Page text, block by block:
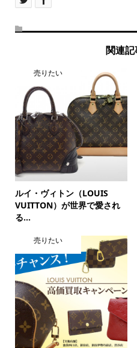
関連
売りたい
ルイ・ヴィトン（LOUIS
VUITTON）が世界で愛され
る...
売りたい